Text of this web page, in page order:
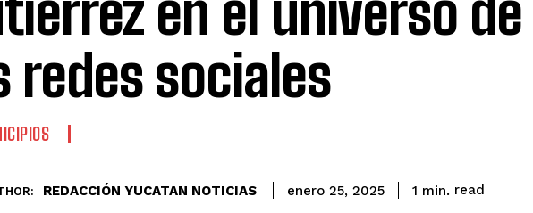
redes sociales
REDACCIÓN YUCATAN NOTICIAS enero 25, 2025 1 min. read